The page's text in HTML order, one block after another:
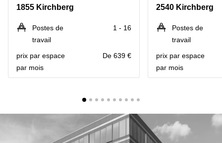
Esch-sur-
Сoworking
Sandweiler
Bureaux
1855 Kirchberg
Postes de
travail
1 - 16
prix par espace
par mois
De 639 €
2540 Kirchberg
Postes de
travail
prix par espace
par mois